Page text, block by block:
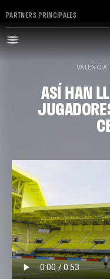
PARTNERS PRINCIPALES
VALENCIA
ASÍ HAN